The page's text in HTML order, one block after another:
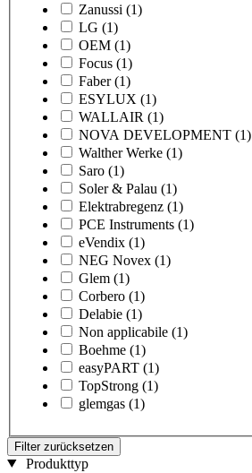
Zanussi (1)
LG (1)
OEM (1)
Focus (1)
Faber (1)
ESYLUX (1)
WALLAIR (1)
NOVA DEVELOPMENT (1)
Walther Werke (1)
Saro (1)
Soler & Palau (1)
Elektrabregenz (1)
PCE Instruments (1)
eVendix (1)
NEG Novex (1)
Glem (1)
Corbero (1)
Delabie (1)
Non applicabile (1)
Boehme (1)
easyPART (1)
TopStrong (1)
glemgas (1)
Filter zurücksetzen
Produkttyp